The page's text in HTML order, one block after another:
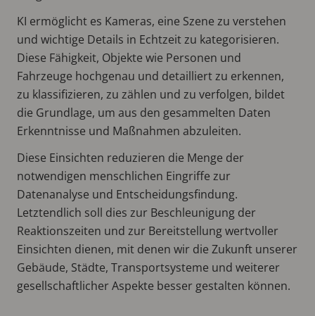
KI ermöglicht es Kameras, eine Szene zu verstehen
und wichtige Details in Echtzeit zu kategorisieren.
Diese Fähigkeit, Objekte wie Personen und
Fahrzeuge hochgenau und detailliert zu erkennen,
zu klassifizieren, zu zählen und zu verfolgen, bildet
die Grundlage, um aus den gesammelten Daten
Erkenntnisse und Maßnahmen abzuleiten.
Diese Einsichten reduzieren die Menge der
notwendigen menschlichen Eingriffe zur
Datenanalyse und Entscheidungsfindung.
Letztendlich soll dies zur Beschleunigung der
Reaktionszeiten und zur Bereitstellung wertvoller
Einsichten dienen, mit denen wir die Zukunft unserer
Gebäude, Städte, Transportsysteme und weiterer
gesellschaftlicher Aspekte besser gestalten können.